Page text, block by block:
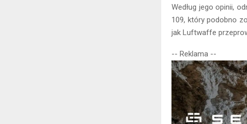
Według jego opinii,
109, który podobno
jak Luftwaffe
-- Reklama --